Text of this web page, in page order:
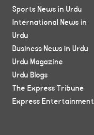
Sports News in Urdu
International News in
Urdu
Business News in Urdu
Urdu Magazine
Urdu Blogs
The Express Tribune
Express Entertainment